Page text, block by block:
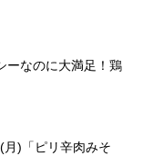
ーなのに大満足！鶏
月)「ピリ辛肉みそ